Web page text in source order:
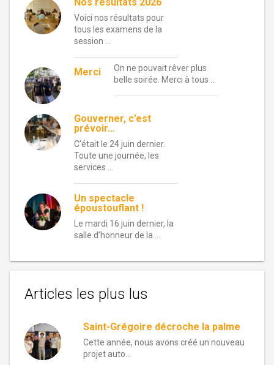
Voici nos résultats pour
tous les examens de la
session …
Merci
On ne pouvait rêver plus
belle soirée. Merci à tous …
Gouverner, c’est
prévoir…
C’était le 24 juin dernier.
Toute une journée, les
services …
Un spectacle
époustouflant !
Le mardi 16 juin dernier, la
salle d’honneur de la …
Articles les plus lus
Saint-Grégoire décroche la palme
Cette année, nous avons créé un nouveau
projet auto...